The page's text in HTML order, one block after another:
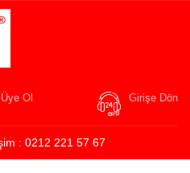
Üye Ol Girişe Dön
: 0212 221 57 67